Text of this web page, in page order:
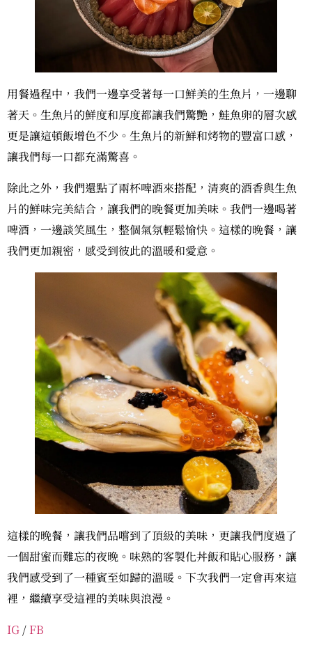
用餐過程中，我們一邊享受著每一口鮮美的生魚片，一邊聊
著天。生魚片的鮮度和厚度都讓我們驚艷，鮭魚卵的層次感
更是讓這頓飯增色不少。生魚片的新鮮和烤物的豐富口感，
讓我們每一口都充滿驚喜。
除此之外，我們還點了兩杯啤酒來搭配，清爽的酒香與生魚
片的鮮味完美結合，讓我們的晚餐更加美味。我們一邊喝著
啤酒，一邊談笑風生，整個氣氛輕鬆愉快。這樣的晚餐，讓
我們更加親密，感受到彼此的溫暖和愛意。
這樣的晚餐，讓我們品嚐到了頂級的美味，更讓我們度過了
一個甜蜜而難忘的夜晚。味熟的客製化丼飯和貼心服務，讓
我們感受到了一種賓至如歸的溫暖。下次我們一定會再來這
裡，繼續享受這裡的美味與浪漫。
IG / FB